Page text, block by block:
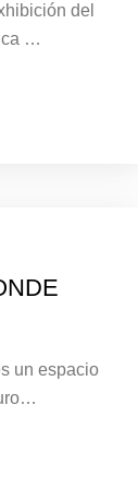
del
…
un espacio